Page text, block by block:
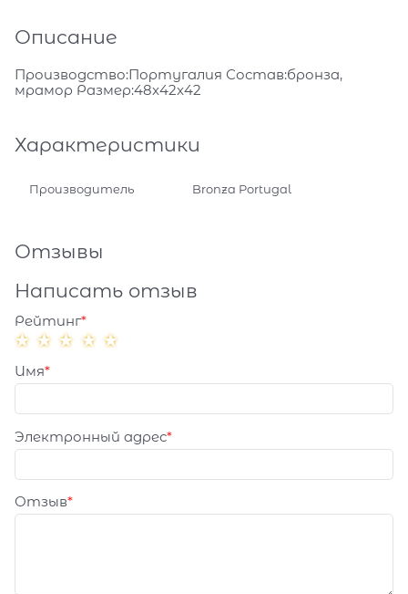
Описание
Производство:Португалия Состав:бронза,
мрамор Размер:48x42x42
Характеристики
Производитель Bronza Portugal
Отзывы
Написать отзыв
Рейтинг
Имя
Электронный адрес
Отзыв